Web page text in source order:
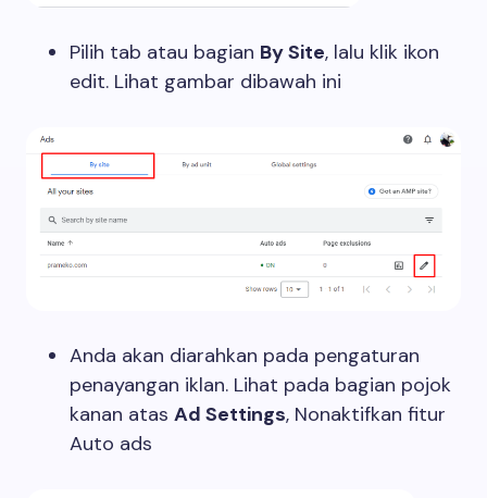
Pilih tab atau bagian By Site, lalu klik ikon
edit. Lihat gambar dibawah ini
Anda akan diarahkan pada pengaturan
penayangan iklan. Lihat pada bagian pojok
kanan atas Ad Settings, Nonaktifkan fitur
Auto ads